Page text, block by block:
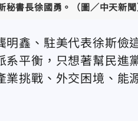
秘書長徐國勇。（圖／中天新聞
鑫、駐美代表徐斯儉
平衡，只想著幫民進
挑戰、外交困境、能